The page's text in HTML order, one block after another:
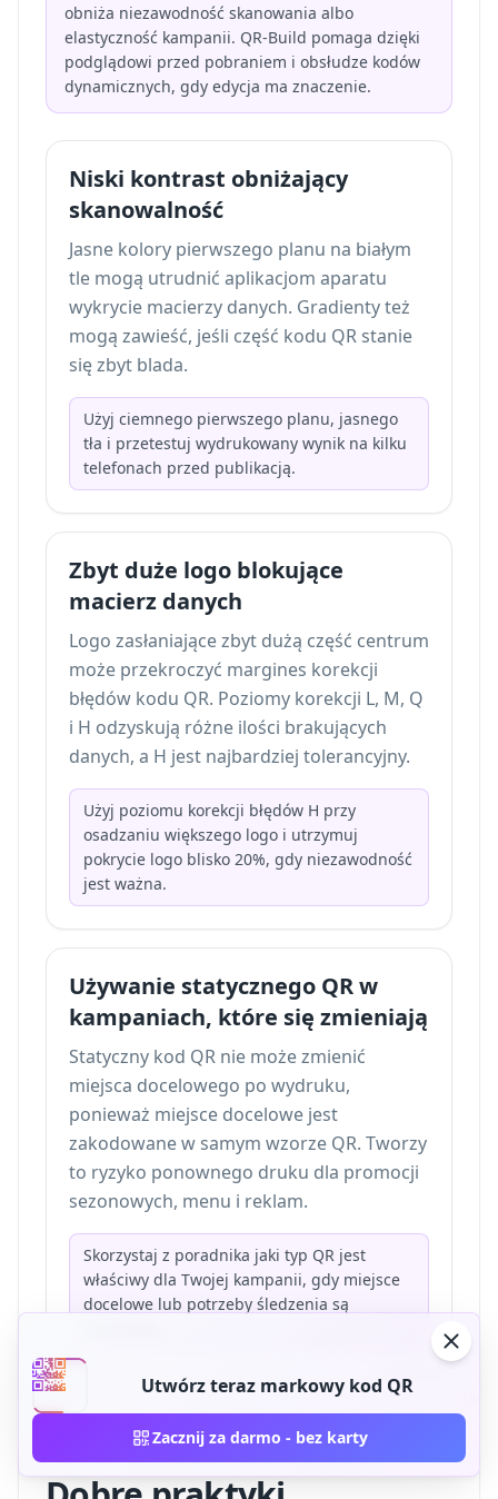
obniża niezawodność skanowania albo
elastyczność kampanii. QR-Build pomaga dzięki
podglądowi przed pobraniem i obsłudze kodów
dynamicznych, gdy edycja ma znaczenie.
Niski kontrast obniżający
skanowalność
Jasne kolory pierwszego planu na białym
tle mogą utrudnić aplikacjom aparatu
wykrycie macierzy danych. Gradienty też
mogą zawieść, jeśli część kodu QR stanie
się zbyt blada.
Użyj ciemnego pierwszego planu, jasnego
tła i przetestuj wydrukowany wynik na kilku
telefonach przed publikacją.
Zbyt duże logo blokujące
macierz danych
Logo zasłaniające zbyt dużą część centrum
może przekroczyć margines korekcji
błędów kodu QR. Poziomy korekcji L, M, Q
i H odzyskują różne ilości brakujących
danych, a H jest najbardziej tolerancyjny.
Użyj poziomu korekcji błędów H przy
osadzaniu większego logo i utrzymuj
pokrycie logo blisko 20%, gdy niezawodność
jest ważna.
Używanie statycznego QR w
kampaniach, które się zmieniają
Statyczny kod QR nie może zmienić
miejsca docelowego po wydruku,
ponieważ miejsce docelowe jest
zakodowane w samym wzorze QR. Tworzy
to ryzyko ponownego druku dla promocji
sezonowych, menu i reklam.
Skorzystaj z poradnika jaki typ QR jest
właściwy dla Twojej kampanii, gdy miejsce
docelowe lub potrzeby śledzenia są
Utwórz teraz markowy kod QR
Zacznij za darmo - bez karty